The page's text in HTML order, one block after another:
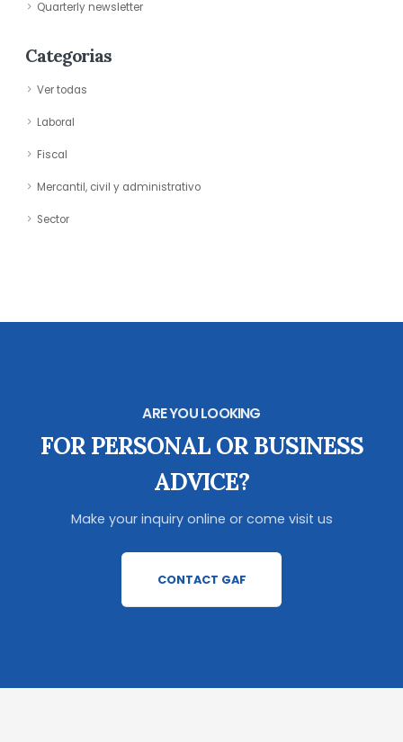
Quarterly newsletter
Categorias
Ver todas
Laboral
Fiscal
Mercantil, civil y administrativo
Sector
ARE YOU LOOKING
FOR PERSONAL OR BUSINESS
ADVICE?
Make your inquiry online or come visit us
CONTACT GAF